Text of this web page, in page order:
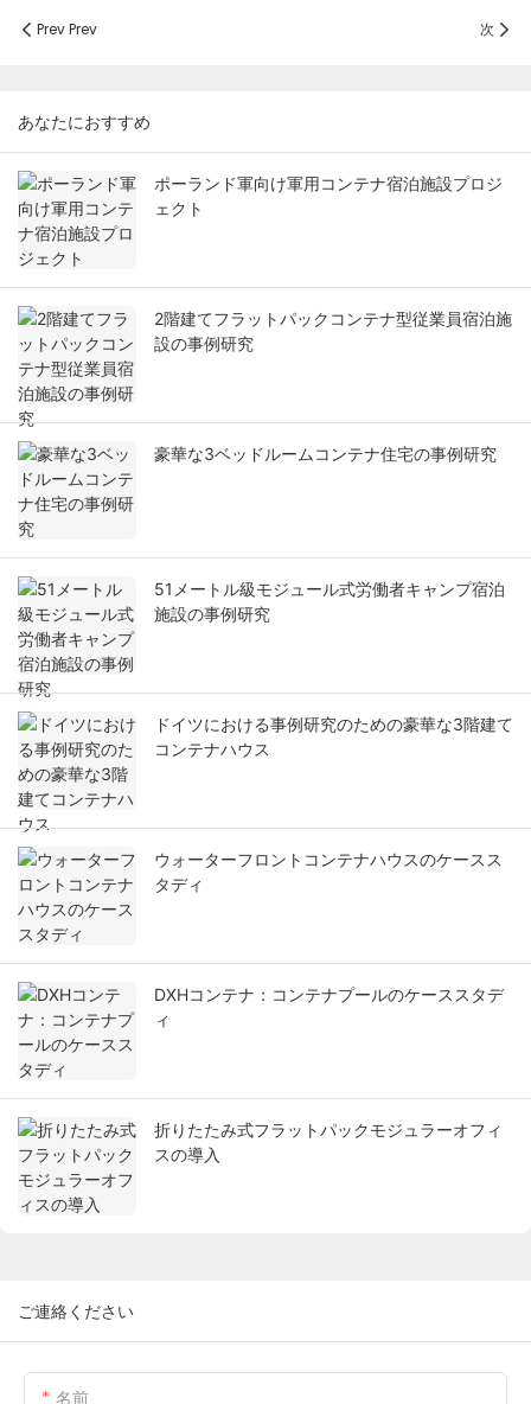
Prev Prev 次
あなたにおすすめ
ポーランド軍向け軍用コンテナ宿泊施設プロジ
ェクト
2階建てフラットパックコンテナ型従業員宿泊施
設の事例研究
豪華な3ベッドルームコンテナ住宅の事例研究
51メートル級モジュール式労働者キャンプ宿泊
施設の事例研究
ドイツにおける事例研究のための豪華な3階建て
コンテナハウス
ウォーターフロントコンテナハウスのケースス
タディ
DXHコンテナ：コンテナプールのケーススタデ
ィ
折りたたみ式フラットパックモジュラーオフィ
スの導入
ご連絡ください
名前